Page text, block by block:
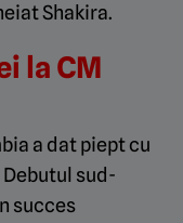
Shakira.
la CM
a dat piept cu
sud-
succes